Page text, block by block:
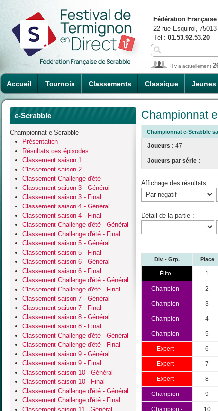
Accueil Tournois Classements Classique Jeunes
Fédération
22 rue Esquirol,
Tél : 01.53.92.53.20
Il y a actuellement
e-Scrabble
Championnat e-Scrabble
Présentation
Résultats des épisodes
Classement saison 1
Classement saison 2
Classement Challenge d'été
Classement saison 3 - Général
Classement saison 3 - Final
Classement saison 4 - Général
Classement saison 4 - Final
Classement Challenge d'été - Général
Classement Challenge d'été - Final
Classement saison 5 - Général
Classement saison 5 - Final
Classement saison 6 - Général
Classement saison 6 - Final
Classement Challenge d'été - Général
Classement Challenge d'été - Final
Classement saison 7 - Général
Classement saison 7 - Final
Classement saison 8 - Général
Classement saison 8 - Final
Classement Challenge d'été - Général
Classement Challenge d'été - Final
Classement saison 9 - Général
Classement saison 9 - Final
Classement saison 10 - Général
Classement saison 10 - Final
Classement Challenge d'été - Général
Classement Challenge d'été - Final
Classement saison 11 - Général
Championnat
Championnat e-Scrabble
Joueurs : 47
Joueurs par série :
Affichage des résultats :
Détail de la partie :
Div. - Grp. Place
Élite - 1
Champion - 2
Champion - 3
Champion - 4
Champion - 5
Expert - 6
Expert - 7
Expert - 8
Champion - 9
Champion - 10